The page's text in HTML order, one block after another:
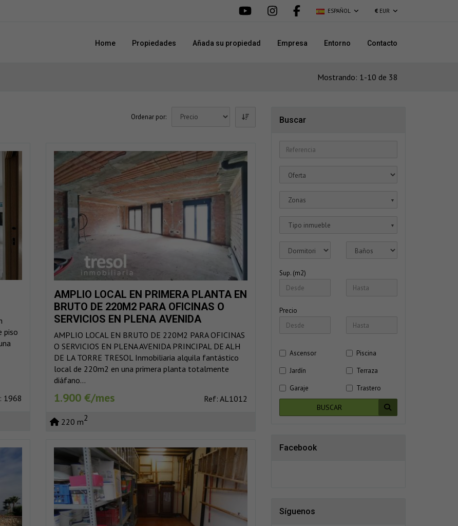
ESPAÑOL € EUR
Home Propiedades Añada su propiedad Empresa Entorno Contacto
Mostrando: 1-10 de 38
Ordenar por:
piso
1968
AMPLIO LOCAL EN PRIMERA PLANTA EN
BRUTO DE 220M2 PARA OFICINAS O
SERVICIOS EN PLENA AVENIDA
PRINCIPAL DE ALH DE LA TORRE
AMPLIO LOCAL EN BRUTO DE 220M2 PARA OFICINAS
O SERVICIOS EN PLENA AVENIDA PRINCIPAL DE ALH
DE LA TORRE TRESOL Inmobiliaria alquila fantástico
local de 220m2 en una primera planta totalmente
diáfano...
1.900 €/mes Ref: AL1012
220 m2
Buscar
Zonas ▼
Tipo inmueble ▼
Sup. (m2)
Precio
Ascensor
Piscina
Jardín
Terraza
Garaje
Trastero
BUSCAR
Facebook
Síguenos